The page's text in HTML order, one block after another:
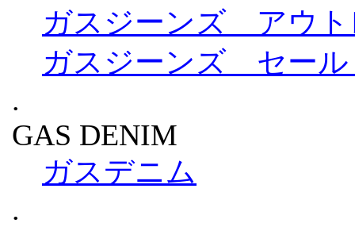
ガスジーンズ アウト
ガスジーンズ セール
.
GAS DENIM
ガスデニム
.